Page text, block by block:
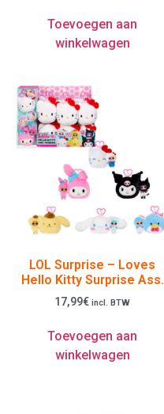
Toevoegen aan
winkelwagen
LOL Surprise – Loves
Hello Kitty Surprise Ass.
17,99€ incl. BTW
Toevoegen aan
winkelwagen